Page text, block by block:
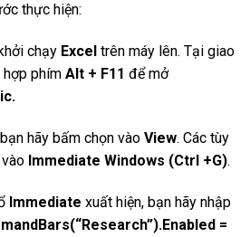
thực hiện:
chạy Excel trên máy lên. Tại giao
hợp phím Alt + F11 để mở
hãy bấm chọn vào View. Các tùy
Immediate Windows (Ctrl +G).
Immediate xuất hiện, bạn hãy nhập
=